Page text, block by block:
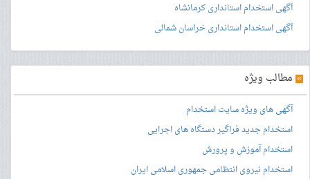
آگهی استخدام استانداری کرمانشاه
آگهی استخدام استانداری خراسان شمالی
» مطالب ویژه
آگهی های ویژه سایت استخدام
استخدام جدید فراگیر دستگاه های اجرایی
استخدام آموزش و پرورش
استخدام نیروی انتظامی جمهوری اسلامی ایران